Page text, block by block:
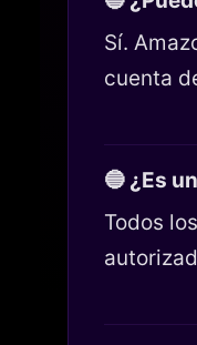
Sí.
cuenta
🔵 ¿Es
Todos